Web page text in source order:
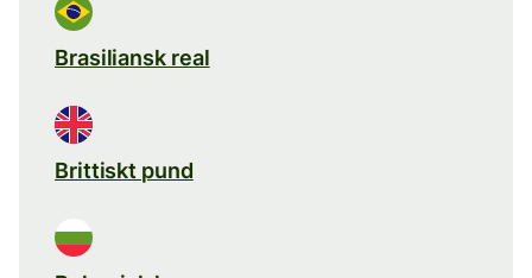
Brasiliansk real
Brittiskt pund